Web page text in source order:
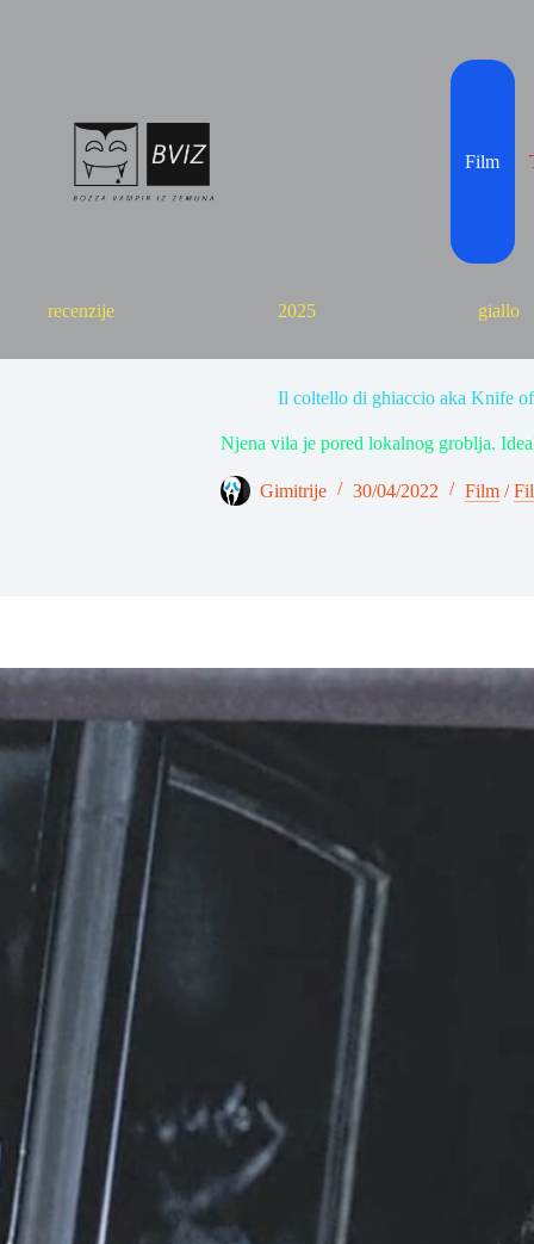
Film
recenzije 2025 giallo
Il coltello di ghiaccio aka Knife
Njena vila je pored lokalnog groblja.
Gimitrije 30/04/2022 Film /